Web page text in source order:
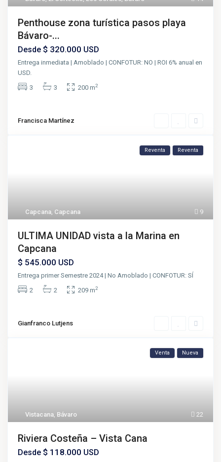
Penthouse zona turística pasos playa
Bávaro-...
Desde $ 320.000 USD
Entrega inmediata | Amoblado | CONFOTUR: NO | ROI 6% anual en
USD.
3
3 200 m2
Francisca Martínez
9
Capcana, Capcana
Reventa Reventa
ULTIMA UNIDAD vista a la Marina en
Capcana
$ 545.000 USD
Entrega primer Semestre 2024 | No Amoblado | CONFOTUR: SÍ
2
2 209 m2
Gianfranco Lutjens
22
Vistacana, Bávaro
Venta Nueva
Riviera Costeña – Vista Cana
Desde $ 118.000 USD